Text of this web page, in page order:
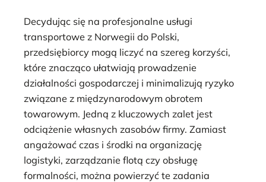
Decydując się na profesjonalne usługi
transportowe z Norwegii do Polski,
przedsiębiorcy mogą liczyć na szereg korzyści,
które znacząco ułatwiają prowadzenie
działalności gospodarczej i minimalizują ryzyko
związane z międzynarodowym obrotem
towarowym. Jedną z kluczowych zalet jest
odciążenie własnych zasobów firmy. Zamiast
angażować czas i środki na organizację
logistyki, zarządzanie flotą czy obsługę
formalności, można powierzyć te zadania